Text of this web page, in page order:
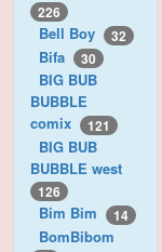
226
Bell Boy 32
Bifa 30
BIG BUB
BUBBLE
comix
121
BIG BUB
BUBBLE west
126
Bim Bim 14
BomBibom